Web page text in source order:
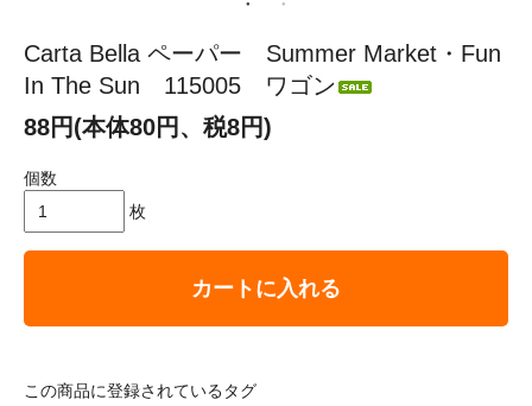
Carta Bella ペーパー Summer Market・Fun
In The Sun 115005 ワゴン
88円(本体80円、税8円)
個数
枚
カートに入れる
この商品に登録されているタグ